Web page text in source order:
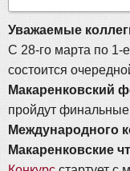
Уважаемые
С 28-го марта по 1-
состоится
Макаренковский
пройдут
Международного
Макаренковские